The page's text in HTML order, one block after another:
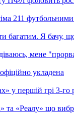
211
багатим. Я бачу,
мене
укладена
у першій грі 3-го
та «Реалу» що